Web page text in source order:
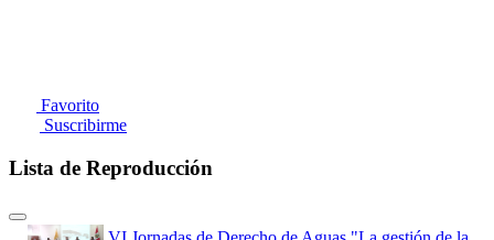
Favorito
Suscribirme
Lista de Reproducción